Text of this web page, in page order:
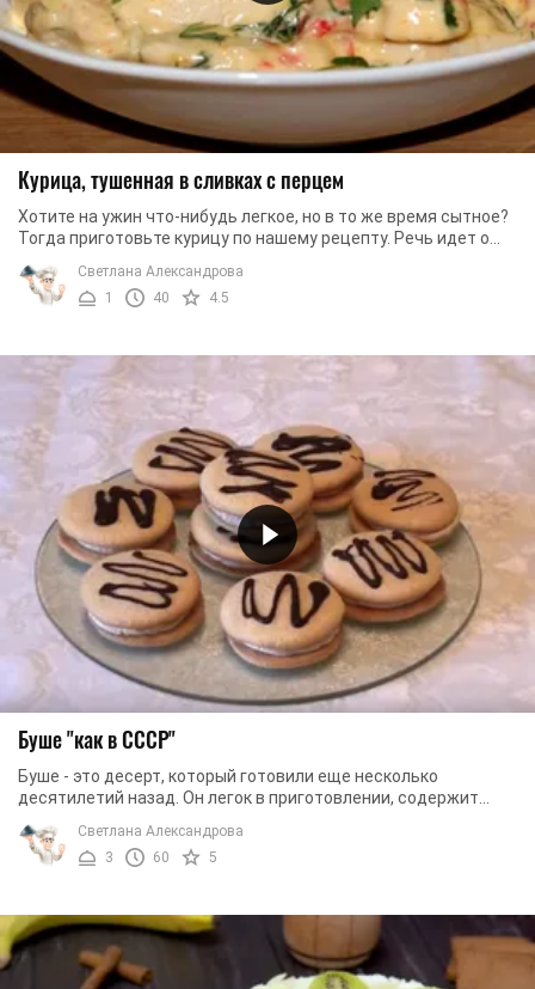
Курица, тушенная в сливках с перцем
Хотите на ужин что-нибудь легкое, но в то же время сытное?
Тогда приготовьте курицу по нашему рецепту. Речь идет о
курице, тушеной в сливках с ...
Светлана Александрова
1
40 4.5
Буше "как в СССР"
Буше - это десерт, который готовили еще несколько
десятилетий назад. Он легок в приготовлении, содержит
Светлана Александрова
3
60 5